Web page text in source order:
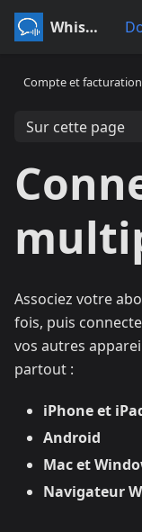
Whisperr
Compte et facturation
Sur cette page
Associez votre
fois, puis
vos autres
partout :
iPhone et
Android
Mac et
Navigateur